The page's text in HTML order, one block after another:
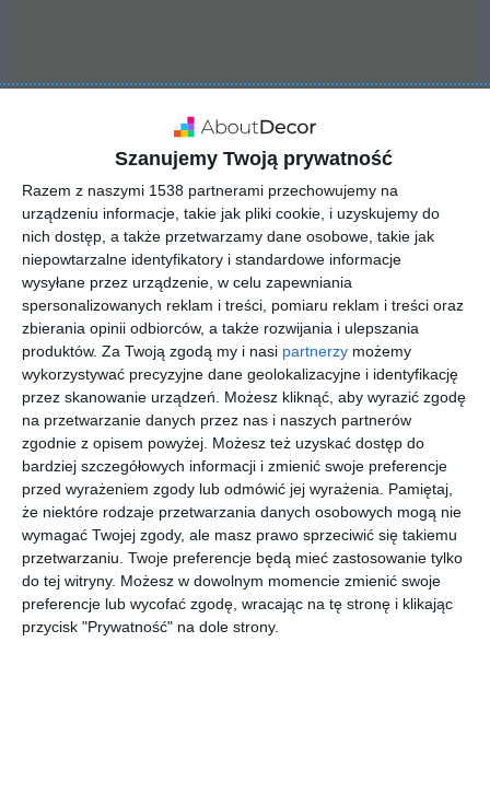
Szanujemy Twoją prywatność
Razem z naszymi 1538 partnerami przechowujemy na
urządzeniu informacje, takie jak pliki cookie, i uzyskujemy do
nich dostęp, a także przetwarzamy dane osobowe, takie jak
niepowtarzalne identyfikatory i standardowe informacje
wysyłane przez urządzenie, w celu zapewniania
spersonalizowanych reklam i treści, pomiaru reklam i treści oraz
zbierania opinii odbiorców, a także rozwijania i ulepszania
produktów. Za Twoją zgodą my i nasi partnerzy możemy
wykorzystywać precyzyjne dane geolokalizacyjne i identyfikację
przez skanowanie urządzeń. Możesz kliknąć, aby wyrazić zgodę
na przetwarzanie danych przez nas i naszych partnerów
zgodnie z opisem powyżej. Możesz też uzyskać dostęp do
bardziej szczegółowych informacji i zmienić swoje preferencje
przed wyrażeniem zgody lub odmówić jej wyrażenia. Pamiętaj,
że niektóre rodzaje przetwarzania danych osobowych mogą nie
wymagać Twojej zgody, ale masz prawo sprzeciwić się takiemu
przetwarzaniu. Twoje preferencje będą mieć zastosowanie tylko
do tej witryny. Możesz w dowolnym momencie zmienić swoje
preferencje lub wycofać zgodę, wracając na tę stronę i klikając
przycisk "Prywatność" na dole strony.
INSPIRACJA
Aranżacja sypialni z
dużym łóżkiem
kontynentalnym w stylu
glamour
Aranżacja sypialni z dużym łóżkiem kontynentalnym w stylu
glamour z pięknymi czarnymi poduszkami z delikatnym
wzorem kwiatowym.
AUTOR:Eurofirany
DODAJ DO ULUBIONYCH